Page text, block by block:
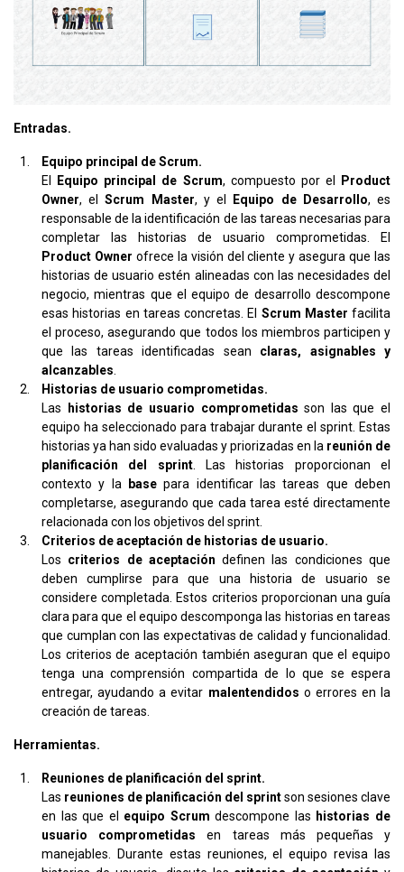
Entradas.
Equipo principal de Scrum.
El
Equipo principal de Scrum, compuesto por el
Product
Owner, elScrum Master, y el Equipo de Desarrollo, es
responsable de la identificación de las tareas necesarias para
completar las historias de usuario comprometidas. El
Product Owner ofrece la visión del cliente y asegura que las
historias de usuario estén alineadas con las necesidades del
negocio, mientras que el equipo de desarrollo descompone
esas historias en tareas concretas. El Scrum Master facilita
el proceso, asegurando que todos los miembros participen y
que las tareas identificadas sean claras, asignables y
alcanzables
Historias de usuario comprometidas.
Las
historias de usuario comprometidas son las que el
equipo ha seleccionado para trabajar durante el sprint. Estas
historias ya han sido evaluadas y priorizadas en la reunión de
planificación del sprint. Las historias proporcionan el
contexto y la
base para identificar las tareas que deben
completarse, asegurando que cada tarea esté directamente
relacionada con los objetivos del sprint.
Criterios de aceptación de historias de usuario.
Los criterios de aceptación definen las condiciones que
deben cumplirse para que una historia de usuario se
considere completada. Estos criterios proporcionan una guía
clara para que el equipo descomponga las historias en tareas
que cumplan con las expectativas de calidad y funcionalidad.
Los criterios de aceptación también aseguran que el equipo
tenga una comprensión compartida de lo que se espera
entregar, ayudando a evitar malentendidos o errores en la
creación de tareas.
Herramientas.
Reuniones de planificación del sprint.
Las reuniones de planificación del sprintson sesiones clave
en las que el equipo Scrum descompone las historias de
usuario comprometidas en tareas más pequeñas y
manejables. Durante estas reuniones, el equipo revisa las